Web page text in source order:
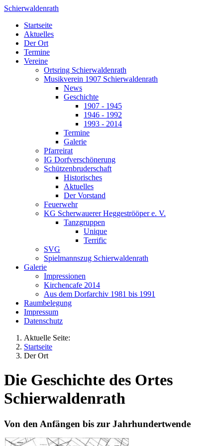
Schierwaldenrath
Startseite
Aktuelles
Der Ort
Termine
Vereine
Ortsring Schierwaldenrath
Musikverein 1907 Schierwaldenrath
News
Geschichte
1907 - 1945
1946 - 1992
1993 - 2014
Termine
Galerie
Pfarreirat
IG Dorfverschönerung
Schützenbruderschaft
Historisches
Aktuelles
Der Vorstand
Feuerwehr
KG Scherwauerer Heggeströöper e. V.
Tanzgruppen
Unique
Terrific
SVG
Spielmannszug Schierwaldenrath
Galerie
Impressionen
Kirchencafe 2014
Aus dem Dorfarchiv 1981 bis 1991
Raumbelegung
Impressum
Datenschutz
Aktuelle Seite:
Startseite
Der Ort
Die Geschichte des Ortes
Schierwaldenrath
Von den Anfängen bis zur Jahrhundertwende